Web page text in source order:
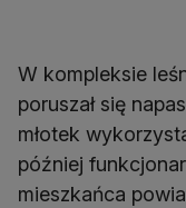
W kompleksie
poruszał się
młotek
później
mieszkańca